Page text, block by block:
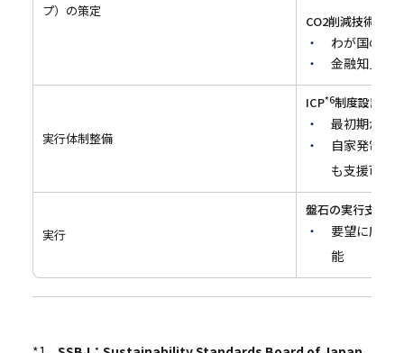
プ）の策定
CO2削減技術の知
わが国の
金融知見も
実行体制整備
ICP*6制度設計・
最初期から
自家発電の
も支援可能
実行
盤石の実行支援体
要望に応じ
能